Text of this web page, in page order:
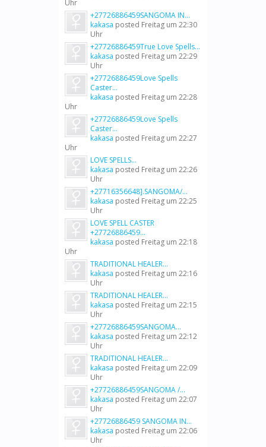
Uhr
+27726886459SANGOMA IN...
kakasa posted Freitag um 22:30
Uhr
+27726886459True Love Spells...
kakasa posted Freitag um 22:29
Uhr
+27726886459Love Spells
Caster...
kakasa posted Freitag um 22:28
Uhr
+27726886459Love Spells
Caster...
kakasa posted Freitag um 22:27
Uhr
LOVE SPELLS...
kakasa posted Freitag um 22:26
Uhr
+27716356648].SANGOMA/...
kakasa posted Freitag um 22:25
Uhr
LOVE SPELL CASTER
+27726886459...
kakasa posted Freitag um 22:18
Uhr
TRADITIONAL HEALER...
kakasa posted Freitag um 22:16
Uhr
TRADITIONAL HEALER...
kakasa posted Freitag um 22:15
Uhr
+27726886459SANGOMA...
kakasa posted Freitag um 22:12
Uhr
TRADITIONAL HEALER...
kakasa posted Freitag um 22:09
Uhr
+27726886459SANGOMA /...
kakasa posted Freitag um 22:07
Uhr
+27726886459 SANGOMA IN...
kakasa posted Freitag um 22:06
Uhr